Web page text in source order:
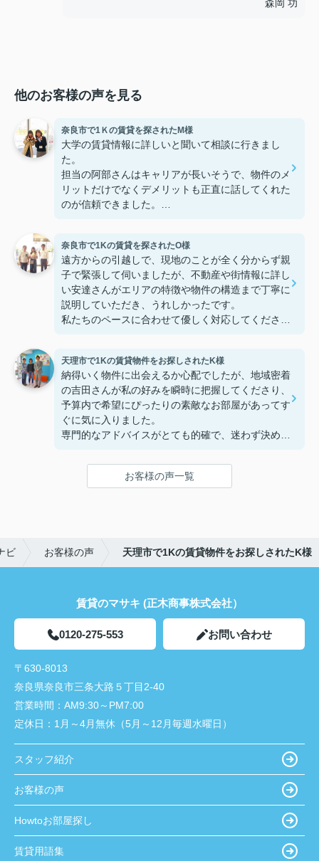
森岡 功
他のお客様の声を見る
奈良市で1Ｋの賃貸を探されたM様
大学の賃貸情報に詳しいと聞いて相談に行きまし
た。
担当の阿部さんはキャリアが長いそうで、物件のメ
リットだけでなくデメリットも正直に話してくれた
のが信頼できました。
す。
奈良市で1Kの賃貸を探されたO様
遠方からの引越しで、現地のことが全く分からず親
子で緊張して伺いましたが、不動産や街情報に詳し
い安達さんがエリアの特徴や物件の構造まで丁寧に
説明していただき、うれしかったです。
私たちのペースに合わせて優しく対応してくださっ
り、感謝しています。安達さん、ありがとうござい
ました！
天理市で1Kの賃貸物件をお探しされたK様
納得いく物件に出会えるか心配でしたが、地域密着
の吉田さんが私の好みを瞬時に把握してくださり、
予算内で希望にぴったりの素敵なお部屋があってす
ぐに気に入りました。
専門的なアドバイスがとても的確で、迷わず決める
鍵の受け取りのときに、また元気(o・・o)/~お店に
お客様の声一覧
ビ お客様の声 天理市で1Kの賃貸物件をお探しされたK様
賃貸のマサキ (正木商事株式会社）
0120-275-553 お問い合わせ
〒630-8013
奈良県奈良市三条大路５丁目2-40
営業時間： AM9:30～PM7:00
定休日： 1月～4月無休（5月～12月毎週水曜日）
スタッフ紹介
お客様の声
Howtoお部屋探し
賃貸用語集